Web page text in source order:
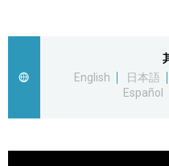
更多
人物訪談
English
日本語
Español